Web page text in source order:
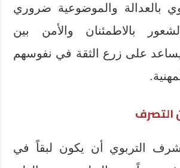
بالعدالة والموضوعية ضروري
بالاطمئنان والأمن بين
يساعد على زرع الثقة في نفوسهم
التصرف
التربوي أن يكون لبقاً في